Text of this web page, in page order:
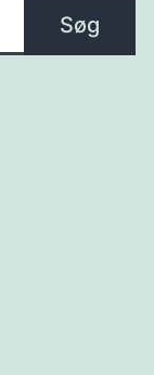
Søg